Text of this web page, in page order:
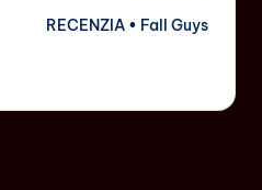
RECENZIA • Fall Guys